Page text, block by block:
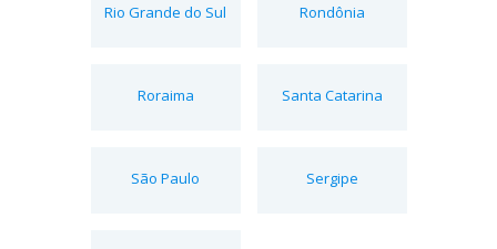
Rio Grande do Sul Rondônia
Roraima Santa Catarina
São Paulo Sergipe